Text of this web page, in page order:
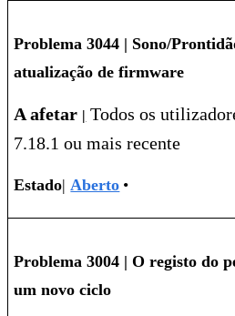
Problema 3044 | Sono/
atualização de firmware
A afetar | Todos os
7.18.1 ou mais recente
Estado| Aberto •
Problema3004 | O registo do
um novo ciclo